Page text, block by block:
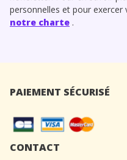
personnelles et pour
notre charte .
PAIEMENT SÉCURISÉ
CONTACT